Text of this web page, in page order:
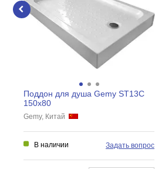
Поддон для душа Gemy ST13C
150x80
Gemy, Китай
В наличии Задать вопрос